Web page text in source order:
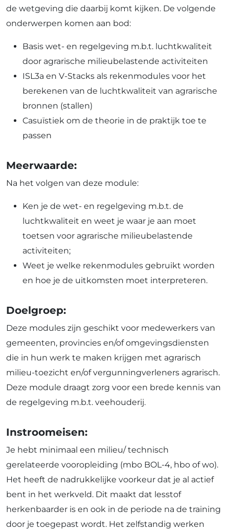
de wetgeving die daarbij komt kijken. De volgende
onderwerpen komen aan bod:
Basis wet- en regelgeving m.b.t. luchtkwaliteit
door agrarische milieubelastende activiteiten
ISL3a en V-Stacks als rekenmodules voor het
berekenen van de luchtkwaliteit van agrarische
bronnen (stallen)
Casuïstiek om de theorie in de praktijk toe te
passen
Meerwaarde:
Na het volgen van deze module:
Ken je de wet- en regelgeving m.b.t. de
luchtkwaliteit en weet je waar je aan moet
toetsen voor agrarische milieubelastende
activiteiten;
Weet je welke rekenmodules gebruikt worden
en hoe je de uitkomsten moet interpreteren.
Doelgroep:
Deze modules zijn geschikt voor medewerkers van
gemeenten, provincies en/of omgevingsdiensten
die in hun werk te maken krijgen met agrarisch
milieu-toezicht en/of vergunningverleners agrarisch.
Deze module draagt zorg voor een brede kennis van
de regelgeving m.b.t. veehouderij.
Instroomeisen:
Je hebt minimaal een milieu/ technisch
gerelateerde vooropleiding (mbo BOL-4, hbo of wo).
Het heeft de nadrukkelijke voorkeur dat je al actief
bent in het werkveld. Dit maakt dat lesstof
herkenbaarder is en ook in de periode na de training
door je toegepast wordt. Het zelfstandig werken